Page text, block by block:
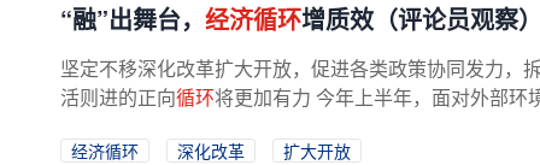
“融”出舞台， 经济循环增质效（评论员观察
坚定不移深化改革扩大开放，促进各类政策协同发力，
活则进的正向循环将更加有力 今年上半年，面对外部环
经济循环 深化改革
扩大开放